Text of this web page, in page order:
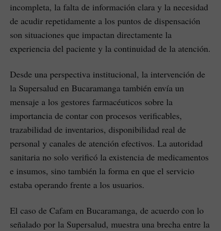
incompleta, la falta de información clara y la necesidad
de acudir repetidamente a los puntos de dispensación
son situaciones que impactan directamente la
experiencia del paciente y la continuidad de la atención.
Desde una perspectiva institucional, la intervención de
la Supersalud en Bucaramanga también envía un
mensaje a los gestores farmacéuticos sobre la
importancia de contar con procesos verificables,
trazabilidad de inventarios, disponibilidad real de
personal y canales de atención efectivos. La autoridad
sanitaria no solo verificó la existencia de medicamentos
e insumos, sino también la forma en que el servicio
estaba operando frente a los usuarios.
El caso de Cafam en Bucaramanga, de acuerdo con lo
señalado por la Supersalud, muestra una brecha entre la